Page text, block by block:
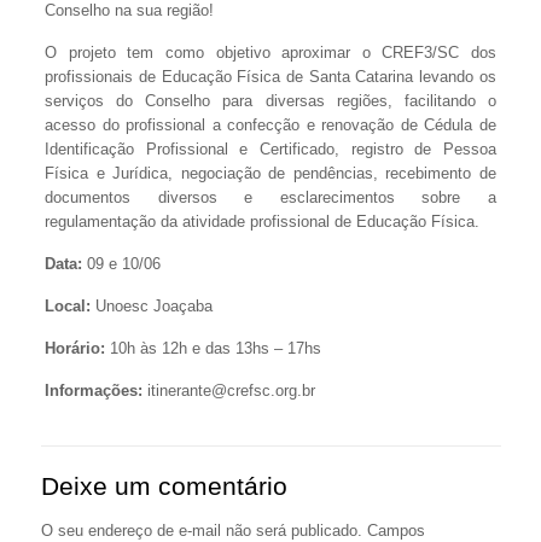
Conselho na sua região!
O projeto tem como objetivo aproximar o CREF3/SC dos
profissionais de Educação Física de Santa Catarina levando os
serviços do Conselho para diversas regiões, facilitando o
acesso do profissional a confecção e renovação de Cédula de
Identificação Profissional e Certificado, registro de Pessoa
Física e Jurídica, negociação de pendências, recebimento de
documentos diversos e esclarecimentos sobre a
regulamentação da atividade profissional de Educação Física.
Data: 09 e 10/06
Local: Unoesc Joaçaba
Horário: 10h às 12h e das 13hs – 17hs
Informações: itinerante@crefsc.org.br
Deixe um comentário
O seu endereço de e-mail não será publicado. Campos